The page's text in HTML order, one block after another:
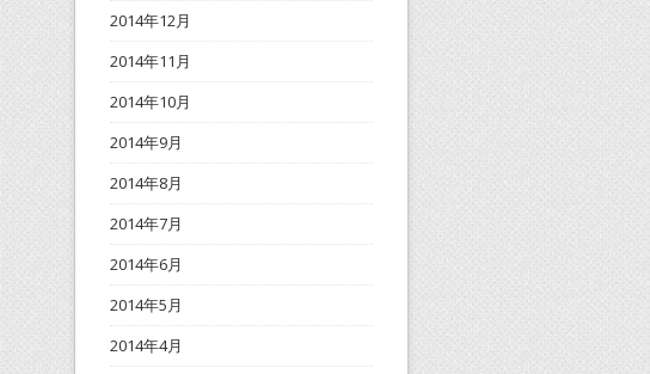
2014年12月
2014年11月
2014年10月
2014年9月
2014年8月
2014年7月
2014年6月
2014年5月
2014年4月